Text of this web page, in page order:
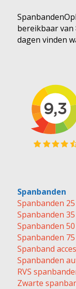
bereikbaar van
dagen vinden
Spanbanden
Spanbanden
Spanbanden
Spanbanden
Spanbanden
Spanband
Spanbanden
RVS
Zwarte